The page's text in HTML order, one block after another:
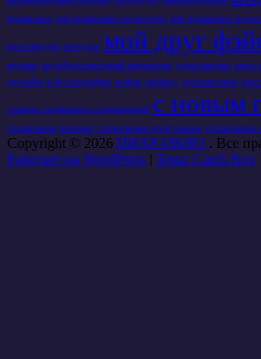
правильно как правильно почистить как правильно
кроссворды мелодии мой друг
музыка недобросовестный маркетинг одна кнопка окно
дружбы п-ф-география пофиг пофигу путешествия
словарь терминов и сокращений с новым
социальная реклама социальные программы социальные
Copyright © 2026 ПИАР-ОКНО . Все
Работает на WordPress | Тема: Catch Box